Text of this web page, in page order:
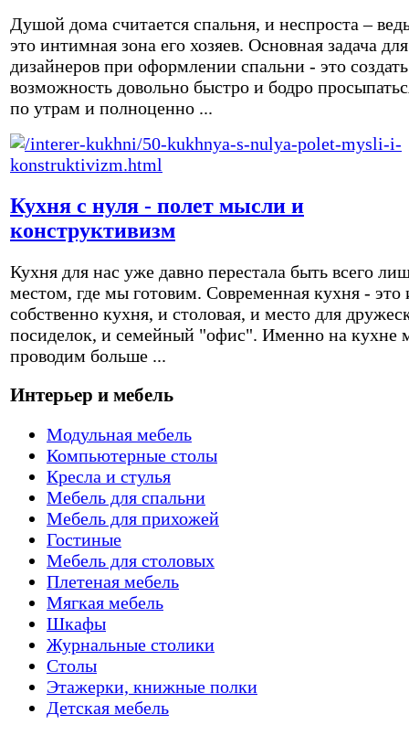
Душой дома считается спальня, и неспроста –
это интимная зона его хозяев. Основная задача для
дизайнеров при оформлении спальни - это создать
возможность довольно быстро и бодро
по утрам и полноценно ...
Кухня с нуля - полет мысли и
конструктивизм
Кухня для нас уже давно перестала быть всего
местом, где мы готовим. Современная кухня - это
собственно кухня, и столовая, и место для
посиделок, и семейный "офис". Именно на кухне
проводим больше ...
Интерьер и мебель
Модульная мебель
Компьютерные столы
Кресла и стулья
Мебель для спальни
Мебель для прихожей
Гостиные
Мебель для столовых
Плетеная мебель
Мягкая мебель
Шкафы
Журнальные столики
Столы
Этажерки, книжные полки
Детская мебель